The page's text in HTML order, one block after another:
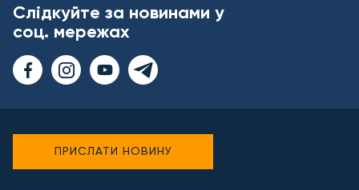
Слідкуйте за новинами у
соц. мережах
ПРИСЛАТИ НОВИНУ